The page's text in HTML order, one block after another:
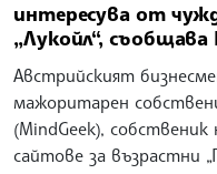
интересува от
„Лукойл“,
Австрийският
мажоритарен
(MindGeek),
сайтове за възрастни